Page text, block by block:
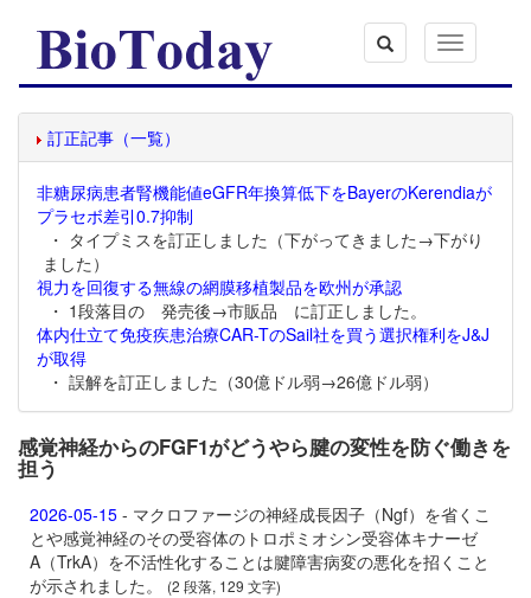
Toggle
navigation
訂正記事（一覧）
非糖尿病患者腎機能値eGFR年換算低下をBayerのKerendiaが
プラセボ差引0.7抑制
・ タイプミスを訂正しました（下がってきました→下がり
ました）
視力を回復する無線の網膜移植製品を欧州が承認
・ 1段落目の 発売後→市販品 に訂正しました。
体内仕立て免疫疾患治療CAR-TのSail社を買う選択権利をJ&J
が取得
・ 誤解を訂正しました（30億ドル弱→26億ドル弱）
感覚神経からのFGF1がどうやら腱の変性を防ぐ働きを
担う
2026-05-15 - マクロファージの神経成長因子（Ngf）を省くこ
とや感覚神経のその受容体のトロポミオシン受容体キナーゼ
A（TrkA）を不活性化することは腱障害病変の悪化を招くこと
が示されました。
(2 段落, 129 文字)